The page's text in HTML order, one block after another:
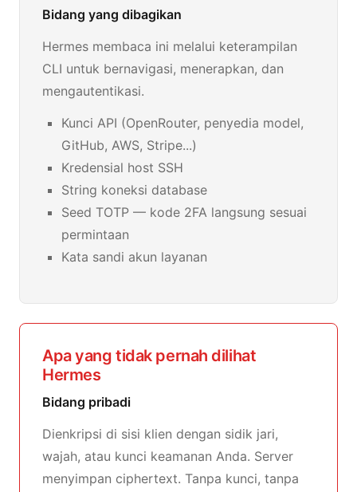
Bidang yang dibagikan
Hermes membaca ini melalui keterampilan
CLI untuk bernavigasi, menerapkan, dan
mengautentikasi.
Kunci API (OpenRouter, penyedia model,
GitHub, AWS, Stripe...)
Kredensial host SSH
String koneksi database
Seed TOTP — kode 2FA langsung sesuai
permintaan
Kata sandi akun layanan
Apa yang tidak pernah dilihat
Hermes
Bidang pribadi
Dienkripsi di sisi klien dengan sidik jari,
wajah, atau kunci keamanan Anda. Server
menyimpan ciphertext. Tanpa kunci, tanpa